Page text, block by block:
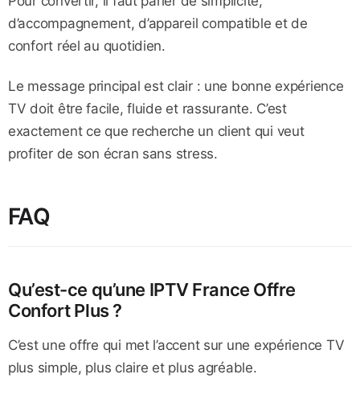
d’accompagnement, d’appareil compatible et de
confort réel au quotidien.
Le message principal est clair : une bonne expérience
TV doit être facile, fluide et rassurante. C’est
exactement ce que recherche un client qui veut
profiter de son écran sans stress.
FAQ
Qu’est-ce qu’une IPTV France Offre
Confort Plus ?
C’est une offre qui met l’accent sur une expérience TV
plus simple, plus claire et plus agréable.